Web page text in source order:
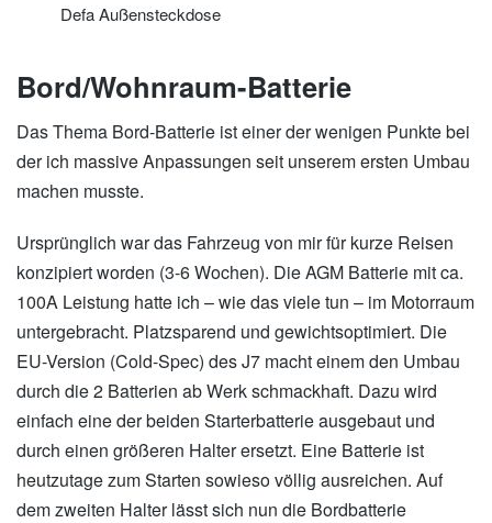
Defa Außensteckdose
Bord/Wohnraum-Batterie
Das Thema Bord-Batterie ist einer der wenigen Punkte bei
der ich massive Anpassungen seit unserem ersten Umbau
machen musste.
Ursprünglich war das Fahrzeug von mir für kurze Reisen
konzipiert worden (3-6 Wochen). Die AGM Batterie mit ca.
100A Leistung hatte ich – wie das viele tun – im Motorraum
untergebracht. Platzsparend und gewichtsoptimiert. Die
EU-Version (Cold-Spec) des J7 macht einem den Umbau
durch die 2 Batterien ab Werk schmackhaft. Dazu wird
einfach eine der beiden Starterbatterie ausgebaut und
durch einen größeren Halter ersetzt. Eine Batterie ist
heutzutage zum Starten sowieso völlig ausreichen. Auf
dem zweiten Halter lässt sich nun die Bordbatterie